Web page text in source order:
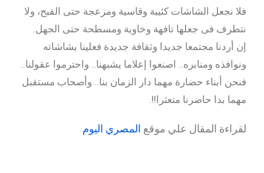
فلا نجعل الشاشات كئيبة وقاسية ومزعجة حتى القبح، ولا
نتطرف فى جعلها تافهة وخاوية ومسطحة حتى الجهل.
إن أردنا مجتمعا جديدا وثقافة جديدة فعلينا بشاشاته
ونوافذه ومنابره.. اصنعوا إعلاما يشبهنا.. واحترموا عقولنا..
فنحن أبناء حضارة مهما دار الزمان بنا.. وأصحاب مستقبل
مهما بدا حاضرنا متعثرا!!.
لقراءة المقال علي موقع المصري اليوم